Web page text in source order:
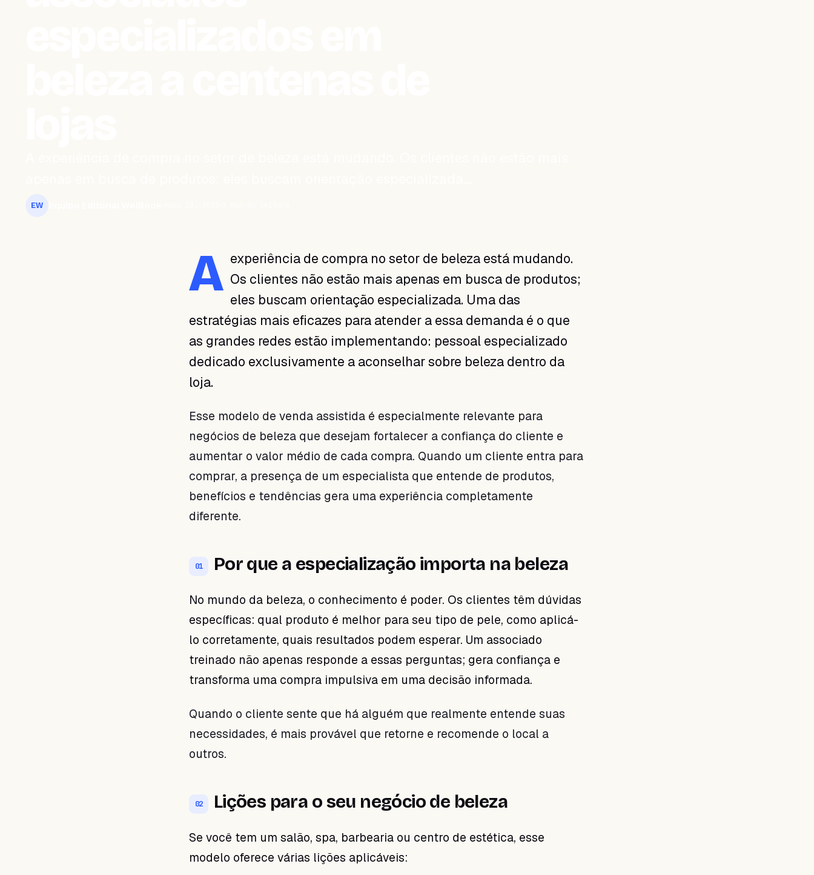
EW
A experiência de compra no setor de beleza está mudando.
Os clientes não estão mais apenas em busca de produtos;
eles buscam orientação especializada. Uma das
estratégias mais eficazes para atender a essa demanda é o que
as grandes redes estão implementando: pessoal especializado
dedicado exclusivamente a aconselhar sobre beleza dentro da
loja.
Esse modelo de venda assistida é especialmente relevante para
negócios de beleza que desejam fortalecer a confiança do cliente e
aumentar o valor médio de cada compra. Quando um cliente entra para
comprar, a presença de um especialista que entende de produtos,
benefícios e tendências gera uma experiência completamente
diferente.
01 Por que a especialização importa na beleza
No mundo da beleza, o conhecimento é poder. Os clientes têm dúvidas
específicas: qual produto é melhor para seu tipo de pele, como aplicá-
lo corretamente, quais resultados podem esperar. Um associado
treinado não apenas responde a essas perguntas; gera confiança e
transforma uma compra impulsiva em uma decisão informada.
Quando o cliente sente que há alguém que realmente entende suas
necessidades, é mais provável que retorne e recomende o local a
outros.
02 Lições para o seu negócio de beleza
Se você tem um salão, spa, barbearia ou centro de estética, esse
modelo oferece várias lições aplicáveis: